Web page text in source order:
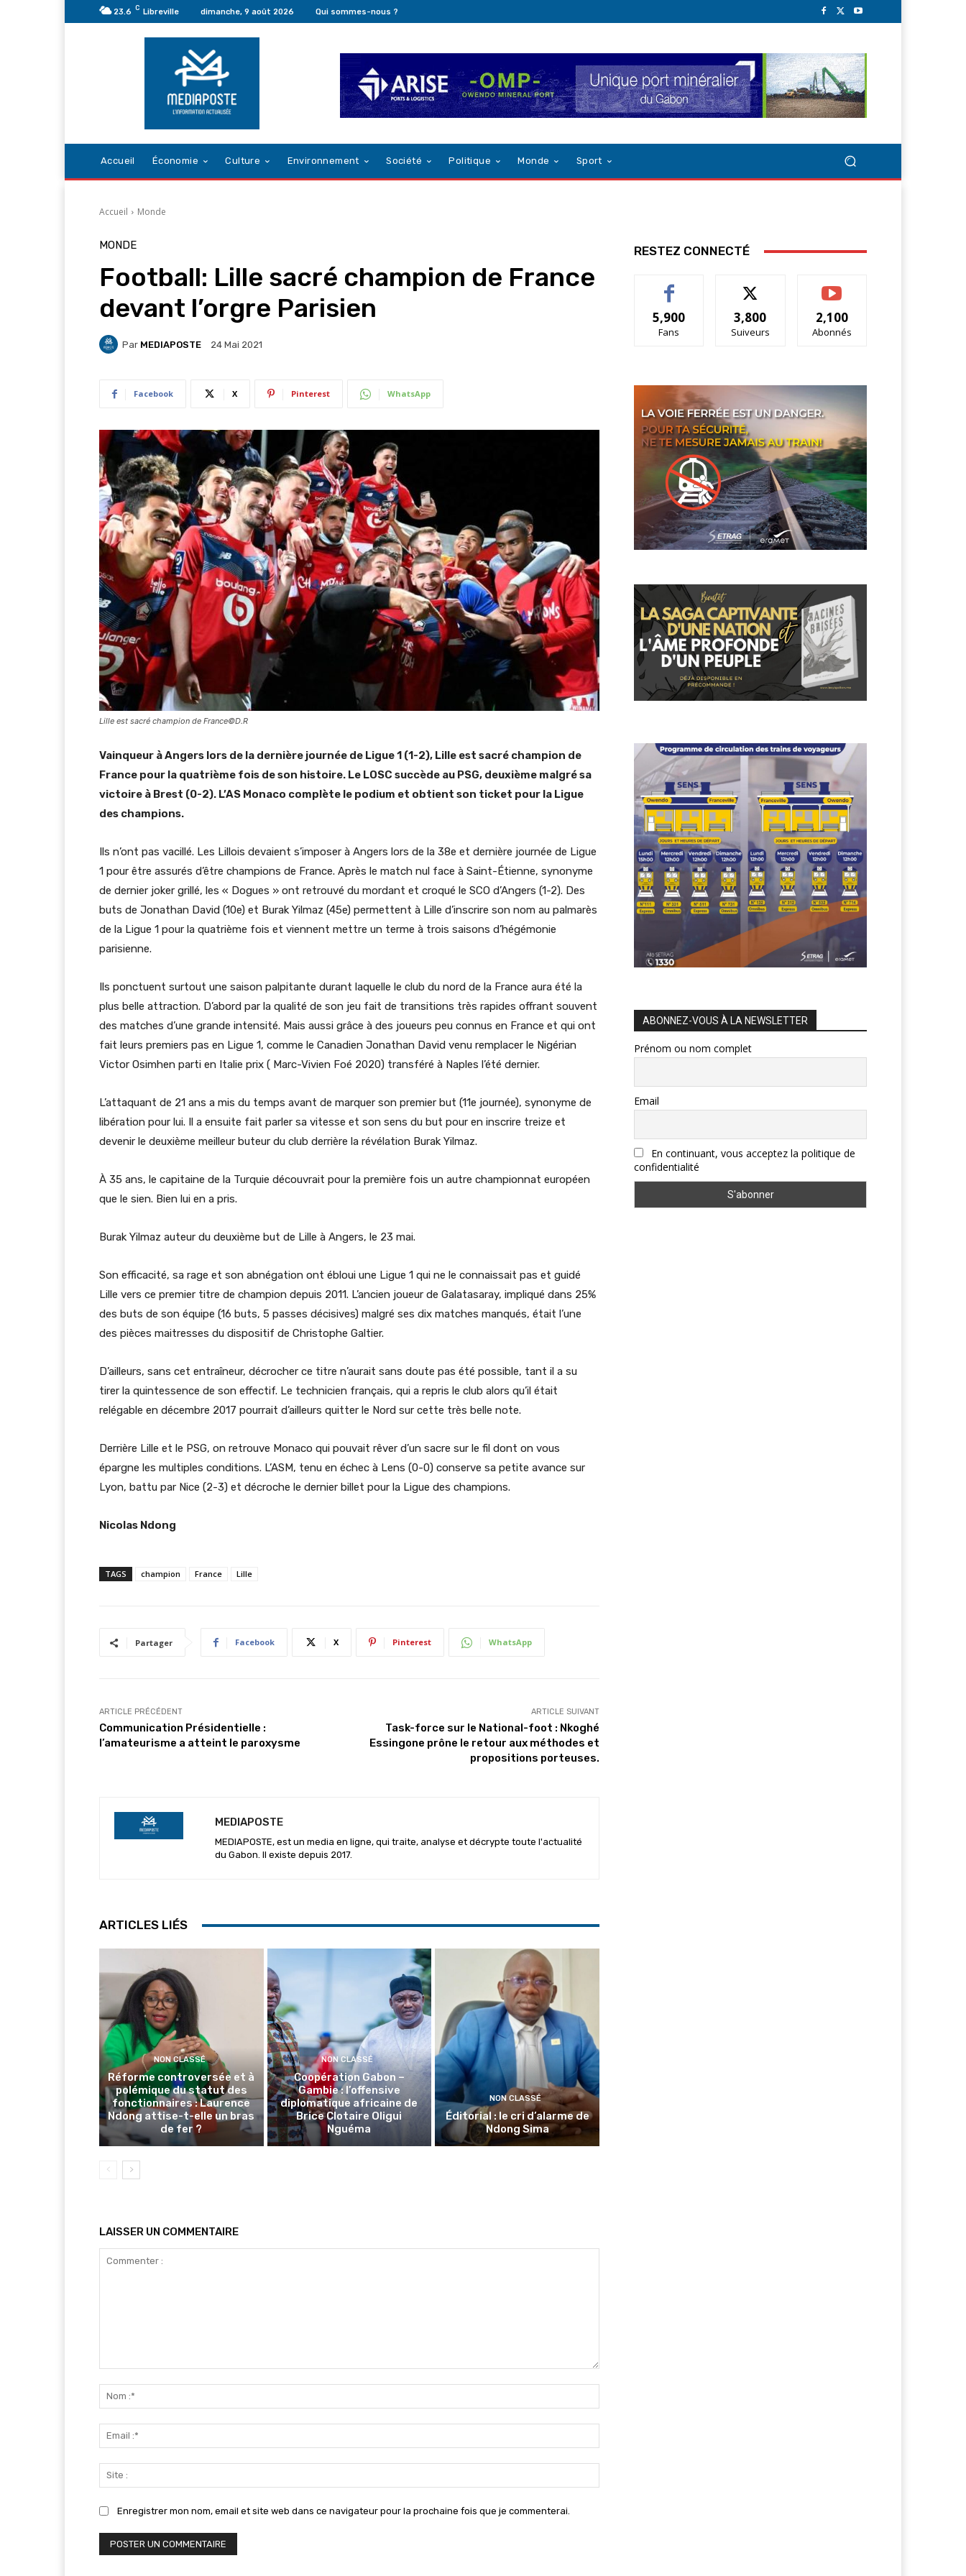
23.6 C Libreville dimanche, 9 août 2026 Qui sommes-nous ?
Accueil Économie Culture Environnement Société Politique Monde Sport
Accueil Monde
MONDE
Football: Lille sacré champion de France
devant l’orgre Parisien
Par MEDIAPOSTE 24 Mai 2021
Facebook X Pinterest WhatsApp
Lille est sacré champion de France©D.R
Vainqueur à Angers lors de la dernière journée de Ligue 1 (1-2), Lille est sacré champion de
France pour la quatrième fois de son histoire. Le LOSC succède au PSG, deuxième malgré sa
victoire à Brest (0-2). L’AS Monaco complète le podium et obtient son ticket pour la Ligue
des champions.
Ils n’ont pas vacillé. Les Lillois devaient s’imposer à Angers lors de la 38e et dernière journée de Ligue
1 pour être assurés d’être champions de France. Après le match nul face à Saint-Étienne, synonyme
de dernier joker grillé, les « Dogues » ont retrouvé du mordant et croqué le SCO d’Angers (1-2). Des
buts de Jonathan David (10e) et Burak Yilmaz (45e) permettent à Lille d’inscrire son nom au palmarès
de la Ligue 1 pour la quatrième fois et viennent mettre un terme à trois saisons d’hégémonie
parisienne.
Ils ponctuent surtout une saison palpitante durant laquelle le club du nord de la France aura été la
plus belle attraction. D’abord par la qualité de son jeu fait de transitions très rapides offrant souvent
des matches d’une grande intensité. Mais aussi grâce à des joueurs peu connus en France et qui ont
fait leurs premiers pas en Ligue 1, comme le Canadien Jonathan David venu remplacer le Nigérian
Victor Osimhen parti en Italie prix ( Marc-Vivien Foé 2020) transféré à Naples l’été dernier.
L’attaquant de 21 ans a mis du temps avant de marquer son premier but (11e journée), synonyme de
libération pour lui. Il a ensuite fait parler sa vitesse et son sens du but pour en inscrire treize et
devenir le deuxième meilleur buteur du club derrière la révélation Burak Yilmaz.
À 35 ans, le capitaine de la Turquie découvrait pour la première fois un autre championnat européen
que le sien. Bien lui en a pris.
Burak Yilmaz auteur du deuxième but de Lille à Angers, le 23 mai.
Son efficacité, sa rage et son abnégation ont ébloui une Ligue 1 qui ne le connaissait pas et guidé
Lille vers ce premier titre de champion depuis 2011. L’ancien joueur de Galatasaray, impliqué dans 25%
des buts de son équipe (16 buts, 5 passes décisives) malgré ses dix matches manqués, était l’une
des pièces maitresses du dispositif de Christophe Galtier.
D’ailleurs, sans cet entraîneur, décrocher ce titre n’aurait sans doute pas été possible, tant il a su
tirer la quintessence de son effectif. Le technicien français, qui a repris le club alors qu’il était
relégable en décembre 2017 pourrait d’ailleurs quitter le Nord sur cette très belle note.
Derrière Lille et le PSG, on retrouve Monaco qui pouvait rêver d’un sacre sur le fil dont on vous
épargne les multiples conditions. L’ASM, tenu en échec à Lens (0-0) conserve sa petite avance sur
Lyon, battu par Nice (2-3) et décroche le dernier billet pour la Ligue des champions.
Nicolas Ndong
TAGS champion France Lille
Partager Facebook X Pinterest WhatsApp
ARTICLE PRÉCÉDENT
Communication Présidentielle :
l’amateurisme a atteint le paroxysme
ARTICLE SUIVANT
Task-force sur le National-foot : Nkoghé
Essingone prône le retour aux méthodes et
propositions porteuses.
MEDIAPOSTE
MEDIAPOSTE, est un media en ligne, qui traite, analyse et décrypte toute l'actualité
du Gabon. Il existe depuis 2017.
ARTICLES LIÉS
NON CLASSÉ
Réforme controversée et à
polémique du statut des
fonctionnaires : Laurence
Ndong attise-t-elle un bras
de fer ?
NON CLASSÉ
Coopération Gabon –
Gambie : l’offensive
diplomatique africaine de
Brice Clotaire Oligui
Nguéma
NON CLASSÉ
Éditorial : le cri d’alarme de
Ndong Sima
LAISSER UN COMMENTAIRE
:*
:*
:
Enregistrer mon nom, email et site web dans ce navigateur pour la prochaine fois que je commenterai.
RESTEZ CONNECTÉ
5,900
Fans
3,800
Suiveurs
2,100
Abonnés
ABONNEZ-VOUS À LA NEWSLETTER
Prénom ou nom complet
Email
En continuant, vous acceptez la politique de
confidentialité